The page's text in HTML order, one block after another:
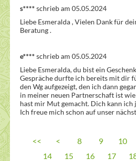
s**** schrieb am 05.05.2024
Liebe Esmeralda , Vielen Dank für
Beratung .
e**** schrieb am 05.05.2024
Liebe Esmeralda, du bist ein
Gespräche durfte ich bereits mit dir
den Wg aufgezeigt, den ich dann
in meiner neuen Partnerschaft ist wie
hast mir Mut gemacht. Dich kann ich
Ich freue mich schon auf unser
<< < 8 9 10
14
15 16 17